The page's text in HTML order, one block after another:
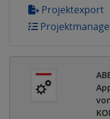
Projektexport